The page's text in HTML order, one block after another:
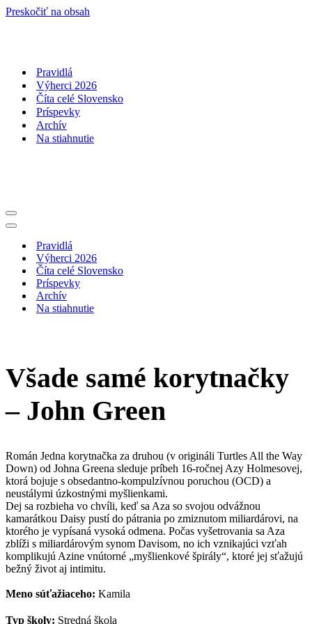
Preskočiť na obsah
Pravidlá
Výherci 2026
Číta celé Slovensko
Príspevky
Archív
Na stiahnutie
Menu
navigácie
Menu
navigáciePravidlá
Výherci 2026
Číta celé Slovensko
Príspevky
Archív
Na stiahnutie
Všade samé korytnačky
– John Green
Román Jedna korytnačka za druhou (v origináli Turtles All the Way
Down) od Johna Greena sleduje príbeh 16-ročnej Azy Holmesovej,
ktorá bojuje s obsedantno-kompulzívnou poruchou (OCD) a
neustálymi úzkostnými myšlienkami.
Dej sa rozbieha vo chvíli, keď sa Aza so svojou odvážnou
kamarátkou Daisy pustí do pátrania po zmiznutom miliardárovi, na
ktorého je vypísaná vysoká odmena. Počas vyšetrovania sa Aza
zblíži s miliardárovým synom Davisom, no ich vznikajúci vzťah
komplikujú Azine vnútorné „myšlienkové špirály“, ktoré jej sťažujú
bežný život aj intimitu.
Meno súťažiaceho: Kamila
Typ školy: Stredná škola